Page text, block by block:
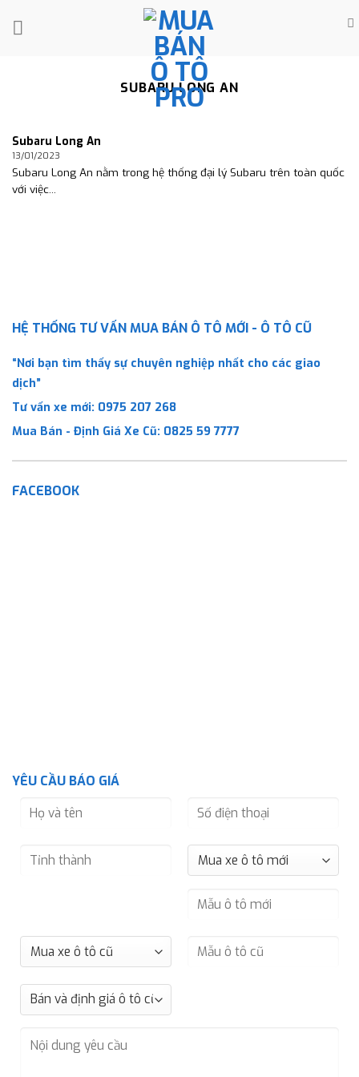
SUBARU LONG AN
Subaru Long An
13/01/2023
Subaru Long An nằm trong hệ thống đại lý Subaru trên toàn quốc
với việc...
HỆ THỐNG TƯ VẤN MUA BÁN Ô TÔ MỚI - Ô TÔ CŨ
“Nơi bạn tìm thấy sự chuyên nghiệp nhất cho các giao
dịch”
Tư vấn xe mới: 0975 207 268
Mua Bán - Định Giá Xe Cũ: 0825 59 7777
FACEBOOK
YÊU CẦU BÁO GIÁ